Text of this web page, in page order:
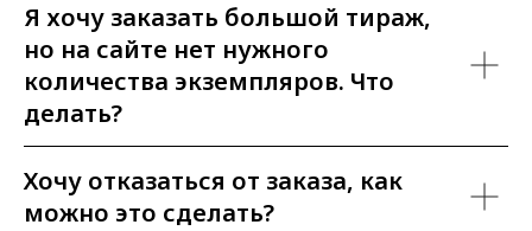
Я хочу заказать большой тираж,
но на сайте нет нужного
количества экземпляров. Что
делать?
Хочу отказаться от заказа, как
можно это сделать?